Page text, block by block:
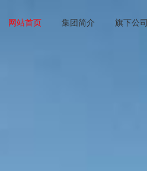
网站首页 集团简介 旗下公司